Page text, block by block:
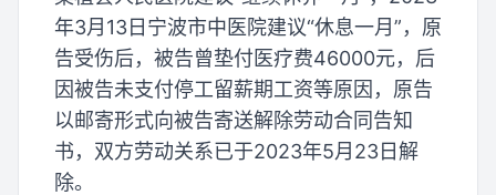
年3月13日宁波市中医院建议“休息一月”，原
告受伤后，被告曾垫付医疗费46000元，后
因被告未支付停工留薪期工资等原因，原告
以邮寄形式向被告寄送解除劳动合同告知
书，双方劳动关系已于2023年5月23日解
除。